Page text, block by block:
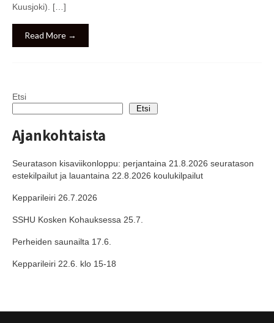
Kuusjoki). […]
Read More →
Etsi
Etsi
Ajankohtaista
Seuratason kisaviikonloppu: perjantaina 21.8.2026 seuratason
estekilpailut ja lauantaina 22.8.2026 koulukilpailut
Kepparileiri 26.7.2026
SSHU Kosken Kohauksessa 25.7.
Perheiden saunailta 17.6.
Kepparileiri 22.6. klo 15-18